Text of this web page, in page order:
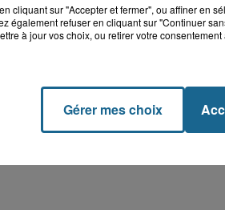
cliquant sur "Accepter et fermer", ou affiner en
également refuser en cliquant sur "Continuer
à jour vos choix, ou retirer votre
Gérer mes choix